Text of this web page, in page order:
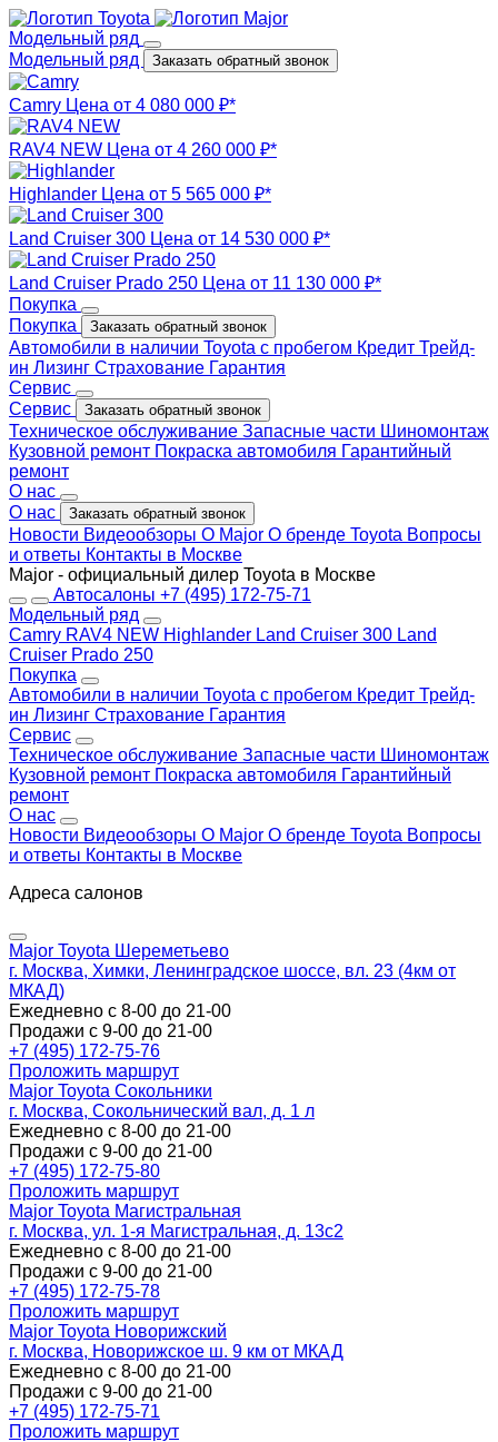
Модельный ряд
Модельный ряд
Заказать обратный звонок
Camry Цена от 4 080 000 ₽*
RAV4 NEW Цена от 4 260 000 ₽*
Highlander Цена от 5 565 000 ₽*
Land Cruiser 300 Цена от 14 530 000 ₽*
Land Cruiser Prado 250 Цена от 11 130 000 ₽*
Покупка
Покупка
Заказать обратный звонок
Автомобили в наличии Toyota с пробегом Кредит Трейд-
ин Лизинг Страхование Гарантия
Сервис
Сервис
Заказать обратный звонок
Техническое обслуживание Запасные части Шиномонтаж
Кузовной ремонт Покраска автомобиля Гарантийный
ремонт
О нас
О нас
Заказать обратный звонок
Новости Видеообзоры О Major О бренде Toyota Вопросы
и ответы Контакты в Москве
Major - официальный дилер Toyota в Москве
Автосалоны +7 (495) 172-75-71
Модельный ряд
Camry RAV4 NEW Highlander Land Cruiser 300 Land
Cruiser Prado 250
Покупка
Автомобили в наличии Toyota с пробегом Кредит Трейд-
ин Лизинг Страхование Гарантия
Сервис
Техническое обслуживание Запасные части Шиномонтаж
Кузовной ремонт Покраска автомобиля Гарантийный
ремонт
О нас
Новости Видеообзоры О Major О бренде Toyota Вопросы
и ответы Контакты в Москве
Адреса салонов
Major Toyota Шереметьево
г. Москва, Химки, Ленинградское шоссе, вл. 23 (4км от
МКАД)
Ежедневно с 8-00 до 21-00
Продажи с 9-00 до 21-00
+7 (495) 172-75-76
Проложить маршрут
Major Toyota Сокольники
г. Москва, Сокольнический вал, д. 1 л
Ежедневно с 8-00 до 21-00
Продажи с 9-00 до 21-00
+7 (495) 172-75-80
Проложить маршрут
Major Toyota Магистральная
г. Москва, ул. 1-я Магистральная, д. 13с2
Ежедневно с 8-00 до 21-00
Продажи с 9-00 до 21-00
+7 (495) 172-75-78
Проложить маршрут
Major Toyota Новорижский
г. Москва, Новорижское ш. 9 км от МКАД
Ежедневно с 8-00 до 21-00
Продажи с 9-00 до 21-00
+7 (495) 172-75-71
Проложить маршрут